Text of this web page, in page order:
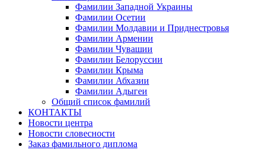
Фамилии Западной Украины
Фамилии Осетии
Фамилии Молдавии и Приднестровья
Фамилии Армении
Фамилии Чувашии
Фамилии Белоруссии
Фамилии Крыма
Фамилии Абхазии
Фамилии Адыгеи
Общий список фамилий
КОНТАКТЫ
Новости центра
Новости словесности
Заказ фамильного диплома